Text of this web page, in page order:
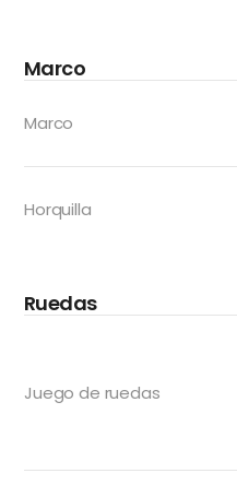
Marco
Marco
Horquilla
Ruedas
Juego de ruedas